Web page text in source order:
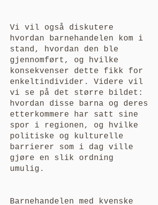
Vi vil også diskutere
hvordan barnehandelen kom i
stand, hvordan den ble
gjennomført, og hvilke
konsekvenser dette fikk for
enkeltindivider. Videre vil
vi se på det større bildet:
hvordan disse barna og deres
etterkommere har satt sine
spor i regionen, og hvilke
politiske og kulturelle
barrierer som i dag ville
gjøre en slik ordning
umulig.
Barnehandelen med kvenske